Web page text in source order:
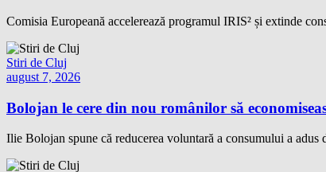
Comisia Europeană accelerează programul IRIS² și extinde
Stiri de Cluj
august 7, 2026
Bolojan le cere din nou românilor să
Ilie Bolojan spune că reducerea voluntară a consumului a